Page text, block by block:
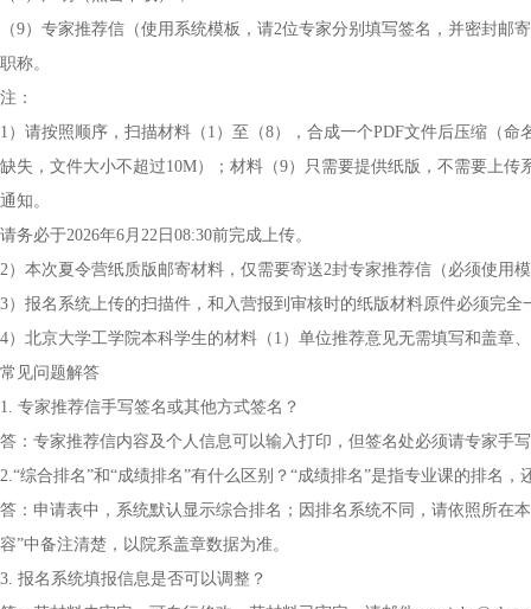
（9）专家推荐信（使用系统模板，请2位专家分别填写签名，并密封
职称。
注：
1）请按照顺序，扫描材料（1）至（8），合成一个PDF文件后压缩（
缺失，文件大小不超过10M）；材料（9）只需要提供纸版，不需要上
通知。
请务必于2026年6月22日08:30前完成上传。
2）本次夏令营纸质版邮寄材料，仅需要寄送2封专家推荐信（必须使用
3）报名系统上传的扫描件，和入营报到审核时的纸版材料原件必须完
4）北京大学工学院本科学生的材料（1）单位推荐意见无需填写和盖章
常见问题解答
1. 专家推荐信手写签名或其他方式签名？
答：专家推荐信内容及个人信息可以输入打印，但签名处必须请专家手
2.“综合排名”和“成绩排名”有什么区别？“成绩排名”是指专业课的排名
答：申请表中，系统默认显示综合排名；因排名系统不同，请依照所在
容”中备注清楚，以院系盖章数据为准。
3. 报名系统填报信息是否可以调整？